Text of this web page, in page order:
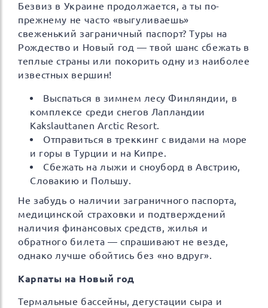
Безвиз в Украине продолжается, а ты по-
прежнему не часто «выгуливаешь»
свеженький заграничный паспорт? Туры на
Рождество и Новый год — твой шанс сбежать в
теплые страны или покорить одну из наиболее
известных вершин!
Выспаться в зимнем лесу Финляндии, в
комплексе среди снегов Лапландии
Kakslauttanen Arctic Resort.
Отправиться в треккинг с видами на море
и горы в Турции и на Кипре.
Сбежать на лыжи и сноуборд в Австрию,
Словакию и Польшу.
Не забудь о наличии заграничного паспорта,
медицинской страховки и подтверждений
наличия финансовых средств, жилья и
обратного билета — спрашивают не везде,
однако лучше обойтись без «но вдруг».
Карпаты на Новый год
Термальные бассейны, дегустации сыра и